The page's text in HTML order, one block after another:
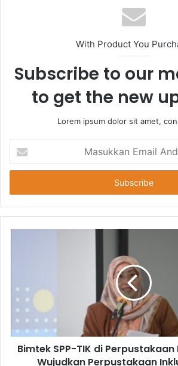
With Product You
Subscribe to our
to get the new
Lorem ipsum dolor sit amet,
Email
Anda
Bimtek SPP-TIK di
Wujudkan Perpustakaan